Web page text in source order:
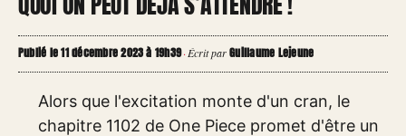
Publié le 11 décembre 2023 à 19h39·Écrit parGuillaume Lejeune
Alors que l'excitation monte d'un cran, le
chapitre 1102 de One Piece promet d'être un